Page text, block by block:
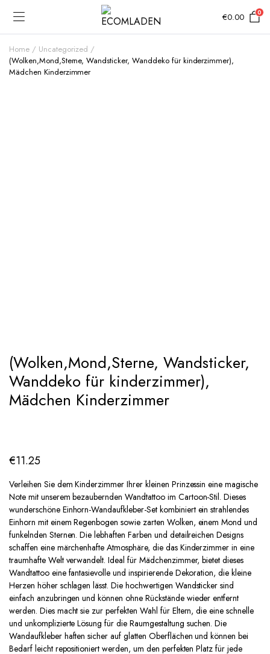
€0.00 0
Home
Uncategorized
(Wolken,Mond,Sterne, Wandsticker, Wanddeko für kinderzimmer),
Mädchen Kinderzimmer
(Wolken,Mond,Sterne, Wandsticker,
Wanddeko für kinderzimmer),
Mädchen Kinderzimmer
€11.25
Verleihen Sie dem Kinderzimmer Ihrer kleinen Prinzessin eine magische
Note mit unserem bezaubernden Wandtattoo im Cartoon-Stil. Dieses
wunderschöne Einhorn-Wandaufkleber-Set kombiniert ein strahlendes
Einhorn mit einem Regenbogen sowie zarten Wolken, einem Mond und
funkelnden Sternen. Die lebhaften Farben und detailreichen Designs
schaffen eine märchenhafte Atmosphäre, die das Kinderzimmer in eine
traumhafte Welt verwandelt. Ideal für Mädchenzimmer, bietet dieses
Wandtattoo eine fantasievolle und inspirierende Dekoration, die kleine
Herzen höher schlagen lässt. Die hochwertigen Wandsticker sind
einfach anzubringen und können ohne Rückstände wieder entfernt
werden. Dies macht sie zur perfekten Wahl für Eltern, die eine schnelle
und unkomplizierte Lösung für die Raumgestaltung suchen. Die
Wandaufkleber haften sicher auf glatten Oberflächen und können bei
Bedarf leicht repositioniert werden, um den perfekten Platz für jede